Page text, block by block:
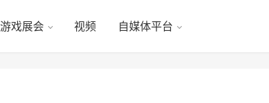
游戏展会 视频 自媒体平台